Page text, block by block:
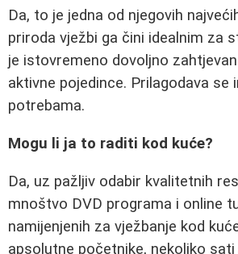
Da, to je jedna od njegovih
priroda vježbi ga čini idealnim za
je istovremeno dovoljno
aktivne pojedince. Prilagodava se
potrebama.
Mogu li ja to raditi kod kuće?
Da, uz pažljiv odabir kvalitetnih
mnoštvo DVD programa i online
namijenjenih za vježbanje kod
apsolutne početnike, nekoliko